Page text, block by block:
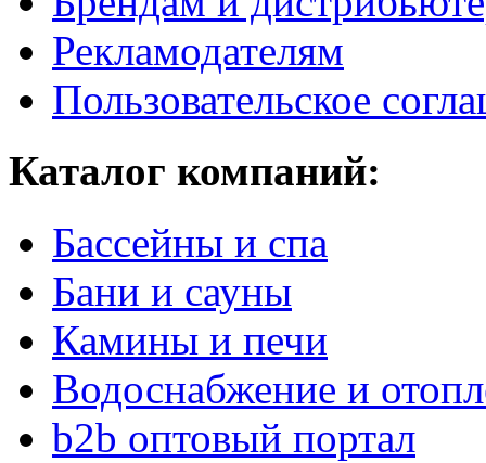
Рекламодателям
Пользовательское
Каталог компаний:
Бассейны и спа
Бани и сауны
Камины и печи
Водоснабжение и
b2b оптовый портал